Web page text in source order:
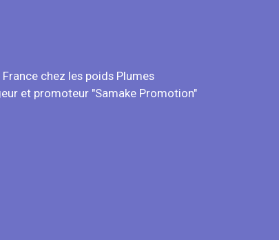
chez les poids Plumes
et promoteur "Samake Promotion"